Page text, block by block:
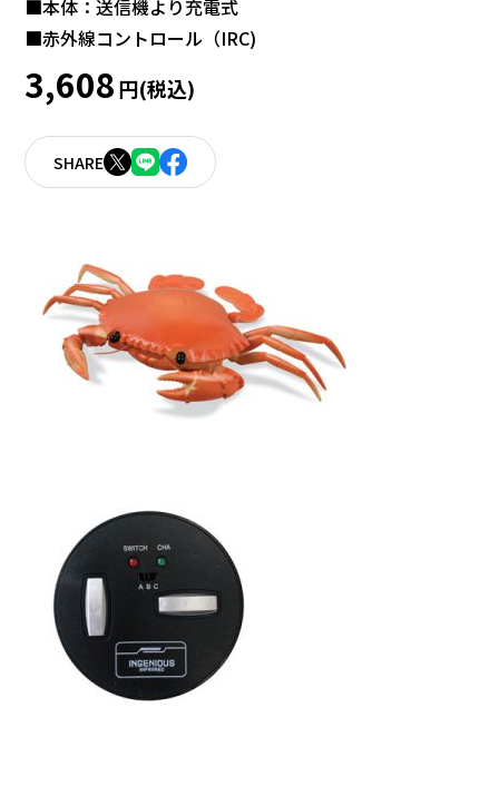
■本体：送信機より充電式
■赤外線コントロール（IRC)
3,608円(税込)
SHARE